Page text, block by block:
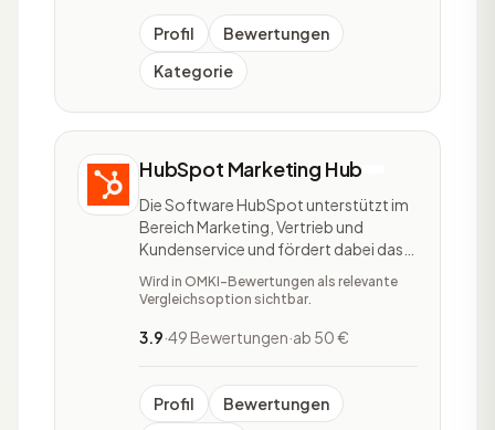
heraus. Zu den einzelnen Pr
Profil
Bewertungen
Kategorie
HubSpot Marketing Hub
Die Software HubSpot unterstützt im
Bereich Marketing, Vertrieb und
Kundenservice und fördert dabei das
Wachstum eines Unternehmens.
HubSpot ist in fünf Softwares
HubSpot Sales Hub, HubSpot Service
Operations Hub. Bei der Marketing
Wird in OMKI-Bewertungen als relevante
Vergleichsoption sichtbar.
3.9·49 Bewertungen·ab 50 €
Profil
Bewertungen